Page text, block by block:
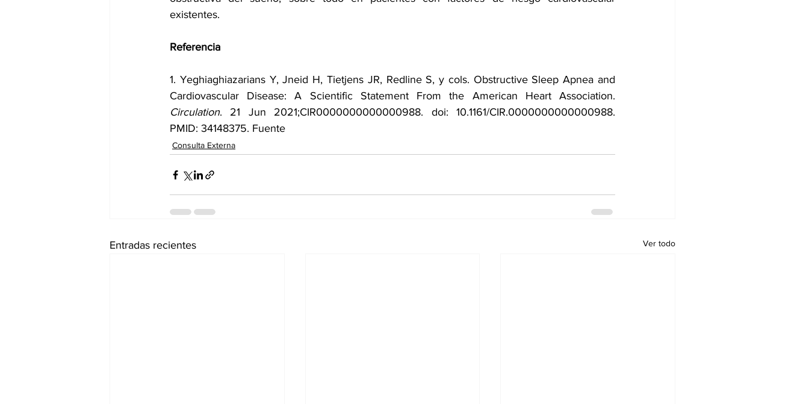
existentes.
Referencia
1. Yeghiaghiazarians Y, Jneid H, Tietjens JR, Redline S, y cols. Obstructive Sleep Apnea and
Circulation. 21 Jun 2021;CIR0000000000000988. doi: 10.1161/CIR.0000000000000988.
PMID: 34148375. Fuente
Consulta Externa
Entradas recientes Ver todo